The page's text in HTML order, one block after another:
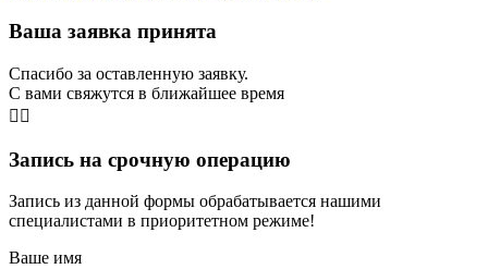
Ваша заявка принята
Спасибо за оставленную заявку.
С вами свяжутся в ближайшее время
👨‍⚕️
Запись на срочную операцию
Запись из данной формы обрабатывается нашими
специалистами в приоритетном режиме!
Ваше имя